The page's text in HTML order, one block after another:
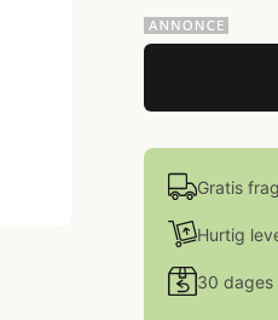
Gratis
Hurtig
30